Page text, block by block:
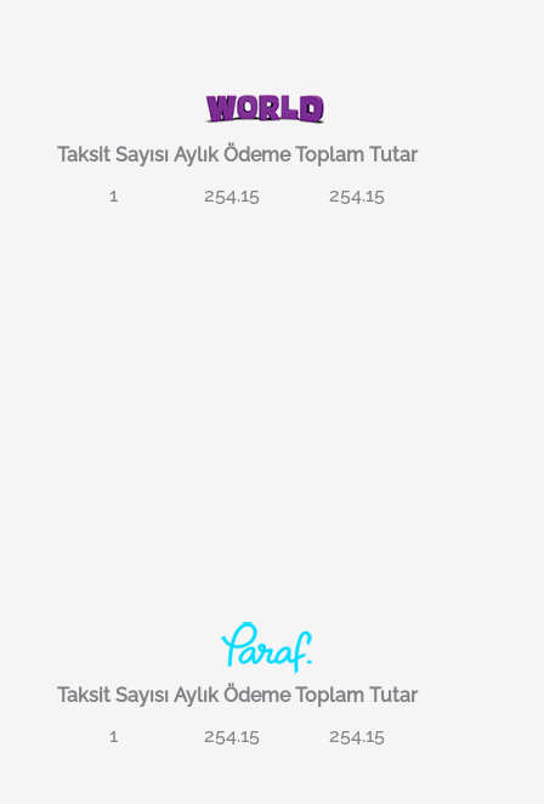
Taksit Sayısı Aylık Ödeme Toplam Tutar
1
254.15 254.15
Taksit Sayısı Aylık Ödeme Toplam Tutar
1
254.15 254.15